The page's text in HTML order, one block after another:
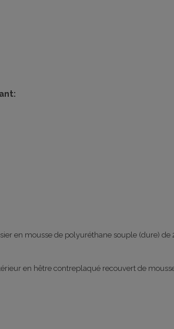
en mousse de polyuréthane souple (dure)
en hêtre contreplaqué recouvert de